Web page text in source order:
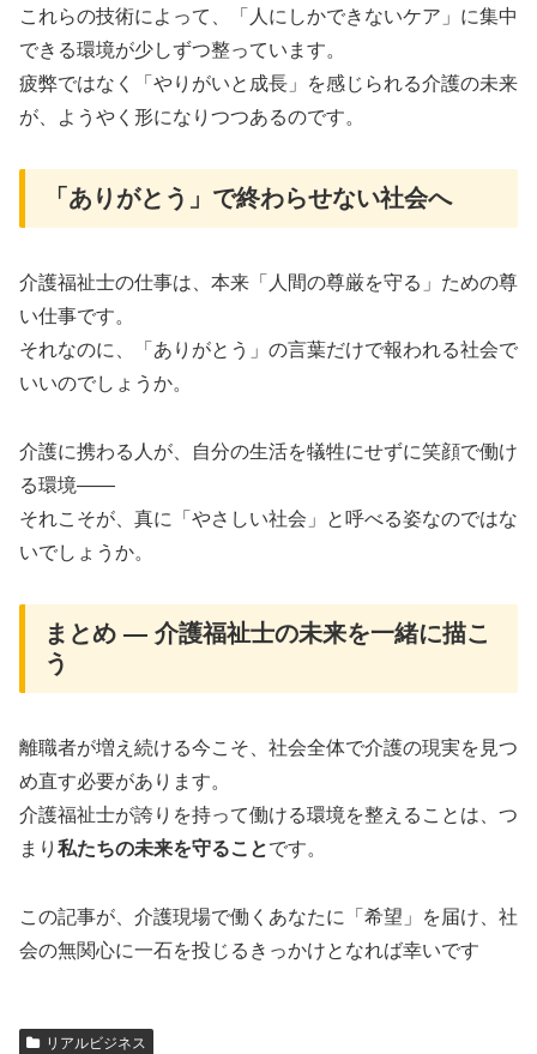
これらの技術によって、「人にしかできないケア」に集中
できる環境が少しずつ整っています。
疲弊ではなく「やりがいと成長」を感じられる介護の未来
が、ようやく形になりつつあるのです。
「ありがとう」で終わらせない社会へ
介護福祉士の仕事は、本来「人間の尊厳を守る」ための尊
い仕事です。
それなのに、「ありがとう」の言葉だけで報われる社会で
いいのでしょうか。
介護に携わる人が、自分の生活を犠牲にせずに笑顔で働け
る環境――
それこそが、真に「やさしい社会」と呼べる姿なのではな
いでしょうか。
まとめ ― 介護福祉士の未来を一緒に描こ
う
離職者が増え続ける今こそ、社会全体で介護の現実を見つ
め直す必要があります。
介護福祉士が誇りを持って働ける環境を整えることは、つ
まり 私たちの未来を守ることです。
この記事が、介護現場で働くあなたに「希望」を届け、社
会の無関心に一石を投じるきっかけとなれば幸いです
リアルビジネス